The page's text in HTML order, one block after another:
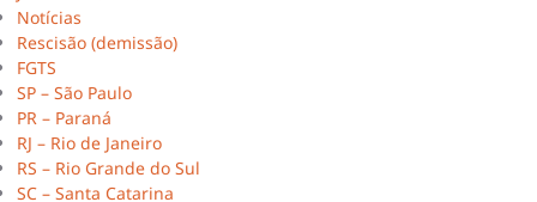
Notícias
Rescisão (demissão)
FGTS
SP – São Paulo
PR – Paraná
RJ – Rio de Janeiro
RS – Rio Grande do Sul
SC – Santa Catarina